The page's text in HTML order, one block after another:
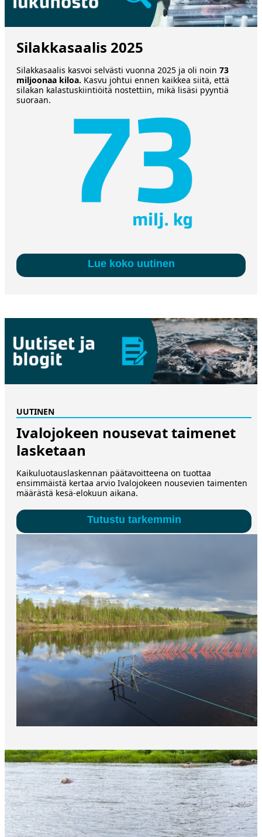
Silakkasaalis 2025
Silakkasaalis kasvoi selvästi vuonna 2025 ja oli noin 73
miljoonaa kiloa. Kasvu johtui ennen kaikkea siitä, että
silakan kalastuskiintiöitä nostettiin, mikä lisäsi pyyntiä
suoraan.
Lue koko uutinen
UUTINEN
Ivalojokeen nousevat taimenet
lasketaan
Kaikuluotauslaskennan päätavoitteena on tuottaa
ensimmäistä kertaa arvio Ivalojokeen nousevien taimenten
määrästä kesä-elokuun aikana.
Tutustu tarkemmin